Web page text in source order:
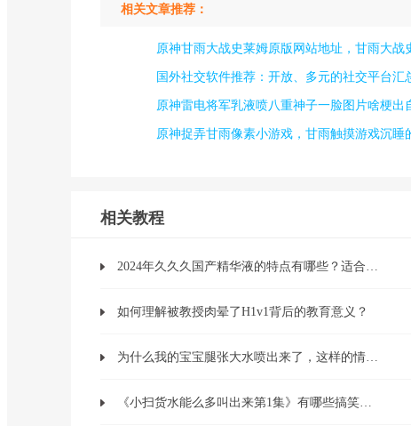
相关文章推荐：
原神甘雨大战史莱姆原版网站地址，甘雨大战
国外社交软件推荐：开放、多元的社交平台汇
原神雷电将军乳液喷八重神子一脸图片啥梗出
原神捉弄甘雨像素小游戏，甘雨触摸游戏沉睡
相关教程
如何理解被教授肉晕了H1v1背后的教育意义？
为什么我的宝宝腿张大水喷出来了，这样的情况正常吗？
《小扫货水能么多叫出来第1集》有哪些搞笑情节和深刻主题？